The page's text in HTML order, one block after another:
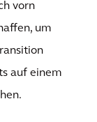
vorn
um
auf einem